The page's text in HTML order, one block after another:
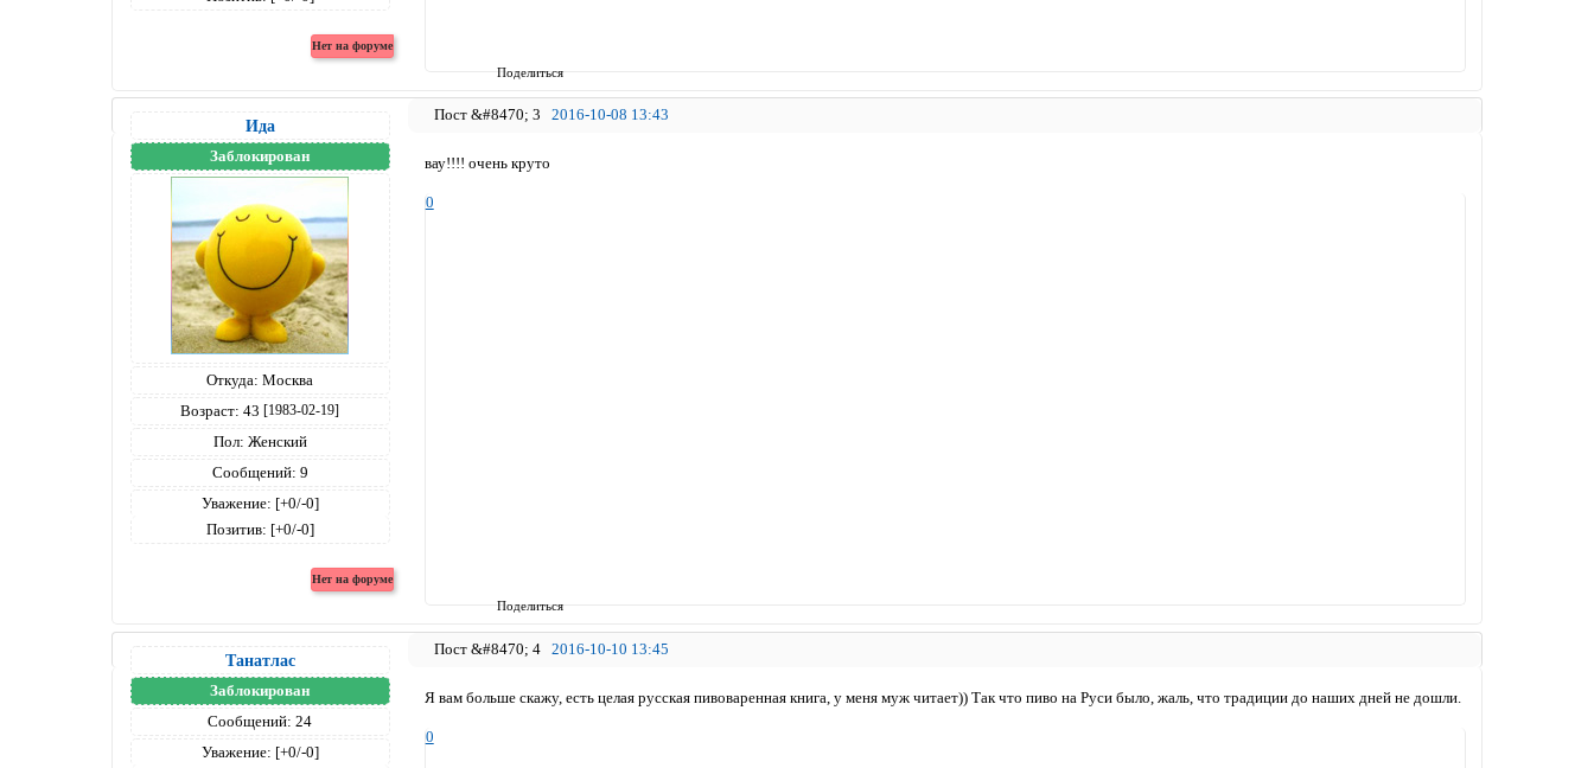
Поделиться
Поделиться
3 2016-10-08 13:43
Ида
Заблокирован
Откуда: Москва
Возраст: 43 [1983-02-19]
Пол: Женский
Сообщений: 9
Уважение: [+0/-0]
Позитив: [+0/-0]
вау!!!! очень круто
0
4 2016-10-10 13:45
Танатлас
Заблокирован
Сообщений: 24
Уважение: [+0/-0]
Я вам больше скажу, есть целая русская пивоваренная книга, у меня муж читает)) Так что пиво на Руси было, жаль, что традиции до наших дней не дошли.
0